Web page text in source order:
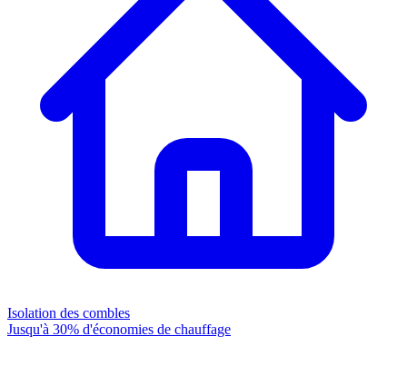
Isolation des combles
Jusqu'à 30% d'économies de chauffage